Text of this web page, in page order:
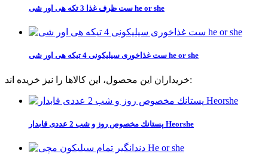
ست ظرف غذا 3 تکه هی اور شی he or she
ست غذاخوری سیلیکونی 4 تیکه هی اور شی he or she
خریداران این محصول، این کالاها را نیز خریده اند:
پستانك مخصوص روز و شب 2 عددی قابدار Heorshe